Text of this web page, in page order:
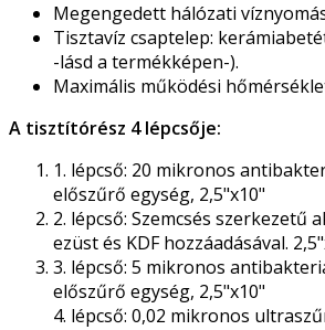
Megengedett hálózati
Tisztavíz csaptelep:
-lásd a termékképen-).
Maximális működési
A tisztítórész 4 lépcsője:
1. lépcső: 20 mikronos
előszűrő egység, 2,5"x10"
2. lépcső: Szemcsés szerkezetű
ezüst és KDF hozzáadásával.
3. lépcső: 5 mikronos
előszűrő egység, 2,5"x10"
4. lépcső: 0,02 mikronos